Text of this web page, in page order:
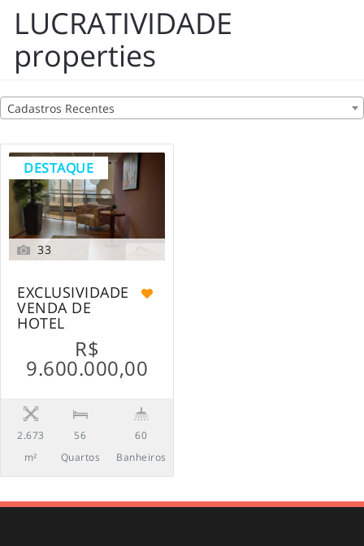
LUCRATIVIDADE
properties
Cadastros Recentes
DESTAQUE
33
EXCLUSIVIDADE
VENDA DE
HOTEL
R$
9.600.000,00
2.673
m²
56
Quartos
60
Banheiros